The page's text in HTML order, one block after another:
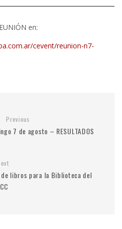
en:
cevent/reunion-n7-
Previous
7 de agosto – RESULTADOS
de libros para la Biblioteca del